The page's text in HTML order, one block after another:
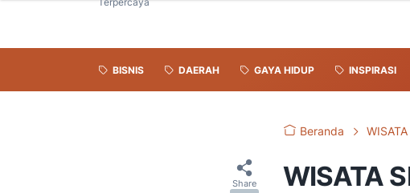
BISNIS DAERAH GAYA HIDUP INSPIRASI
Beranda
WISATA